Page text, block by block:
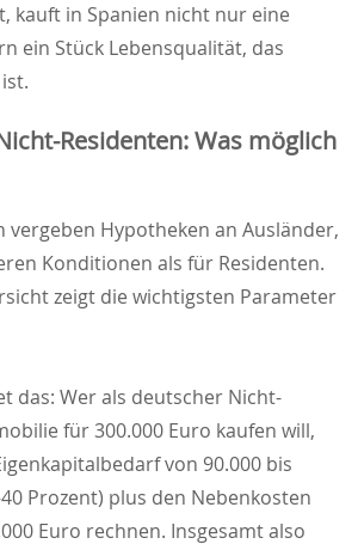
kauft in Spanien nicht nur eine
ein Stück Lebensqualität, das
Residenten: Was möglich
vergeben Hypotheken an Ausländer,
Konditionen als für Residenten.
zeigt die wichtigsten Parameter
das: Wer als deutscher Nicht-
für 300.000 Euro kaufen will,
von 90.000 bis
Prozent) plus den Nebenkosten
Euro rechnen. Insgesamt also